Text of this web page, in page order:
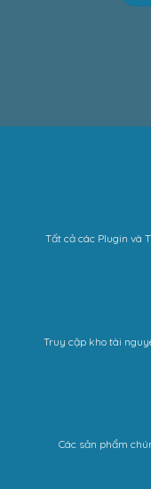
Tất cả các Plugin và
Truy cập kho tài
Các sản phẩm